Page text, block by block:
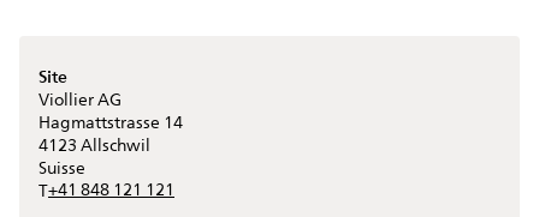
Site
Viollier AG
Hagmattstrasse 14
4123 Allschwil
Suisse
T+41 848 121 121